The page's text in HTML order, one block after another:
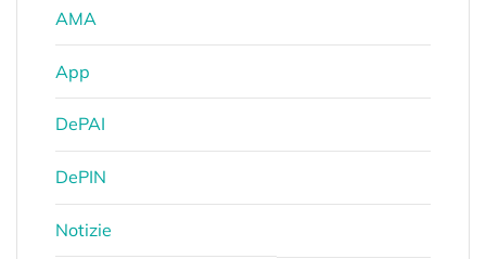
AMA
App
DePAI
DePIN
Notizie